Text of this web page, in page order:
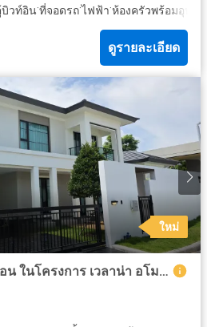
บิวท์อิน·ที่จอดรถ·ไฟฟ้า·ห้องครัวพร้อมอุปก
ดูรายละเอียด
ใหม่
บ้านเดี่ยวให้เช่า 4 ห้องนอน ในโครงการ เวลาน่า อโมด้า อู่ตะเภา-บ้านฉาง